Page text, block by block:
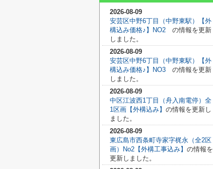
2026-08-09
安芸区中野6丁目（中野東駅）【外
構込み価格♪】NO2 の情報を更新
しました。
2026-08-09
安芸区中野6丁目（中野東駅）【外
構込み価格♪】NO3 の情報を更新
しました。
2026-08-09
中区江波西1丁目（舟入南電停）全
1区画【外構込み】 の情報を更新し
ました。
2026-08-09
東広島市西条町寺家字梶永（全2区
画）No2【外構工事込み】 の情報を
更新しました。